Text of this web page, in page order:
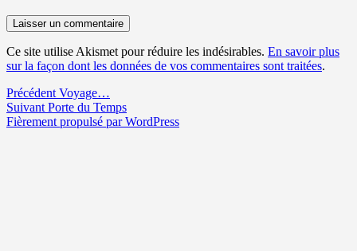
Ce site utilise Akismet pour réduire les indésirables. En savoir plus
sur la façon dont les données de vos commentaires sont traitées.
Navigation
de
Précédent Article
précédent :
Voyage…
Suivant Article
suivant :
Porte du Temps
Fièrement propulsé par WordPress